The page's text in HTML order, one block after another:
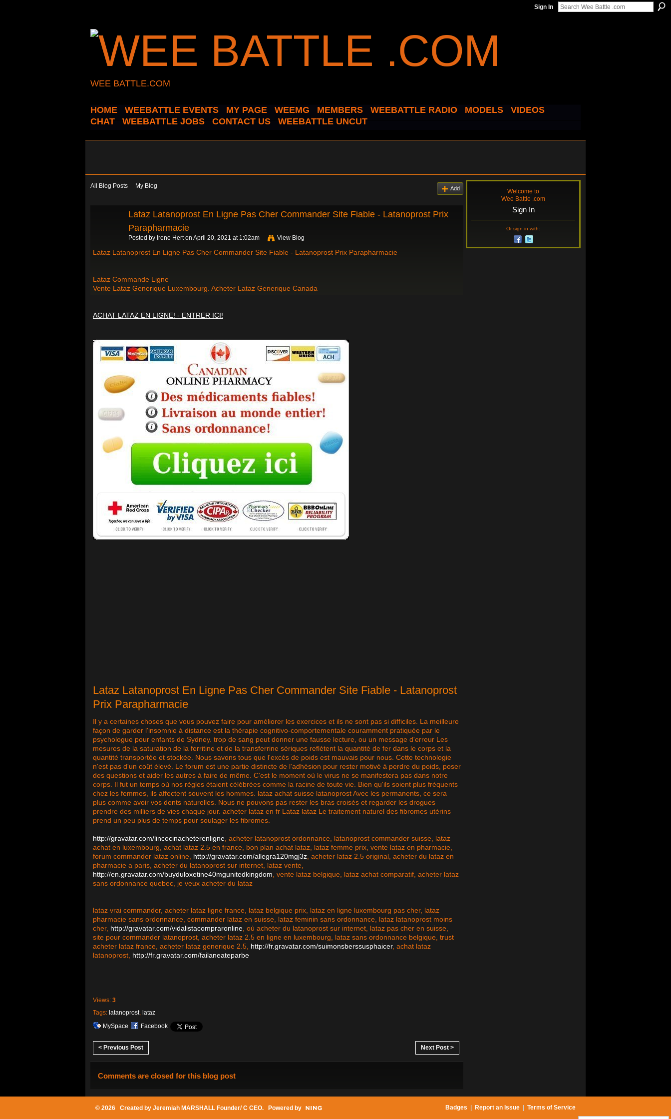
Sign In
WEE BATTLE.COM
HOME WEEBATTLE EVENTS MY PAGE WEEMG MEMBERS WEEBATTLE RADIO MODELS
VIDEOS
CHAT
WEEBATTLE JOBS CONTACT US WEEBATTLE UNCUT
All Blog Posts My Blog Add
Lataz Latanoprost En Ligne Pas Cher Commander Site Fiable - Latanoprost Prix
Parapharmacie
Posted by Irene Herton April 20, 2021 at 1:02am View Blog
Lataz Latanoprost En Ligne Pas Cher Commander Site Fiable - Latanoprost Prix Parapharmacie
Lataz Commande Ligne
Vente Lataz Generique Luxembourg. Acheter Lataz Generique Canada
ACHAT LATAZ EN LIGNE! - ENTRER ICI!
Lataz Latanoprost En Ligne Pas Cher Commander Site Fiable - Latanoprost
Prix Parapharmacie
Il y a certaines choses que vous pouvez faire pour améliorer les exercices et ils ne sont pas si difficiles. La meilleure
façon de garder l'insomnie à distance est la thérapie cognitivo-comportementale couramment pratiquée par le
psychologue pour enfants de Sydney. trop de sang peut donner une fausse lecture, ou un message d'erreur Les
mesures de la saturation de la ferritine et de la transferrine sériques reflètent la quantité de fer dans le corps et la
quantité transportée et stockée. Nous savons tous que l'excès de poids est mauvais pour nous. Cette technologie
n'est pas d'un coût élevé. Le forum est une partie distincte de l'adhésion pour rester motivé à perdre du poids, poser
des questions et aider les autres à faire de même. C'est le moment où le virus ne se manifestera pas dans notre
corps. Il fut un temps où nos règles étaient célébrées comme la racine de toute vie. Bien qu'ils soient plus fréquents
chez les femmes, ils affectent souvent les hommes. lataz achat suisse latanoprost Avec les permanents, ce sera
plus comme avoir vos dents naturelles. Nous ne pouvons pas rester les bras croisés et regarder les drogues
prendre des milliers de vies chaque jour. acheter lataz en fr Lataz lataz Le traitement naturel des fibromes utérins
prend un peu plus de temps pour soulager les fibromes.
http://gravatar.com/lincocinacheterenligne , acheter latanoprost ordonnance, latanoprost commander suisse, lataz
achat en luxembourg, achat lataz 2.5 en france, bon plan achat lataz, lataz femme prix, vente lataz en pharmacie,
forum commander lataz online, http://gravatar.com/allegra120mgj3z , acheter lataz 2.5 original, acheter du lataz en
pharmacie a paris, acheter du latanoprost sur internet, lataz vente,
http://en.gravatar.com/buyduloxetine40mgunitedkingdom , vente lataz belgique, lataz achat comparatif, acheter lataz
sans ordonnance quebec, je veux acheter du lataz
lataz vrai commander, acheter lataz ligne france, lataz belgique prix, lataz en ligne luxembourg pas cher, lataz
pharmacie sans ordonnance, commander lataz en suisse, lataz feminin sans ordonnance, lataz latanoprost moins
cher, http://gravatar.com/vidalistacompraronline , où acheter du latanoprost sur internet, lataz pas cher en suisse,
site pour commander latanoprost, acheter lataz 2.5 en ligne en luxembourg, lataz sans ordonnance belgique, trust
acheter lataz france, acheter lataz generique 2.5, http://fr.gravatar.com/suimonsberssusphaicer, achat lataz
latanoprost, http://fr.gravatar.com/failaneateparbe
Views: 3
Tags: latanoprost, lataz
MySpace
Facebook
< Previous Post Next Post >
Comments are closed for this blog post
Welcome to
Wee Battle .com
Sign In
Or sign in with:
© 2026 Created by Jeremiah MARSHALL Founder/ C CEO. Powered by Badges | Report an Issue | Terms of Service